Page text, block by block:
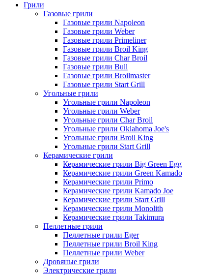
Грили
Газовые грили
Газовые грили Napoleon
Газовые грили Weber
Газовые грили Primeliner
Газовые грили Broil King
Газовые грили Char Broil
Газовые грили Bull
Газовые грили Broilmaster
Газовые грили Start Grill
Угольные грили
Угольные грили Napoleon
Угольные грили Weber
Угольные грили Char Broil
Угольные грили Oklahoma Joe's
Угольные грили Broil King
Угольные грили Start Grill
Керамические грили
Керамические грили Big Green Egg
Керамические грили Green Kamado
Керамические грили Primo
Керамические грили Kamado Joe
Керамические грили Start Grill
Керамические грили Monolith
Керамические грили Takimura
Пеллетные грили
Пеллетные грили Eger
Пеллетные грили Broil King
Пеллетные грили Weber
Дровяные грили
Электрические грили